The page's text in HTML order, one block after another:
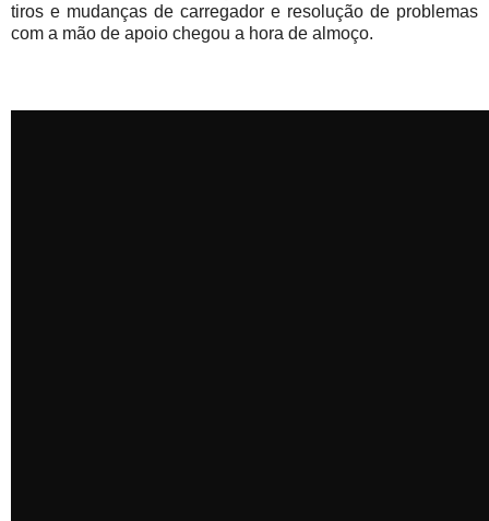
tiros e mudanças de carregador e resolução de problemas
com a mão de apoio chegou a hora de almoço.